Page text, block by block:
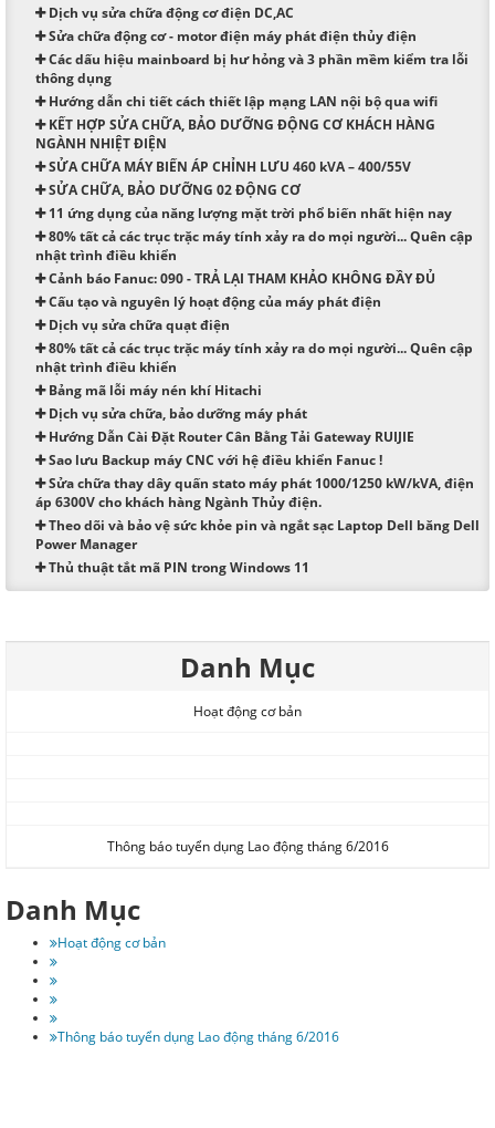
Dịch vụ sửa chữa động cơ điện DC,AC
Sửa chữa động cơ - motor điện máy phát điện thủy điện
Các dấu hiệu mainboard bị hư hỏng và 3 phần mềm kiểm tra lỗi
thông dụng
Hướng dẫn chi tiết cách thiết lập mạng LAN nội bộ qua wifi
KẾT HỢP SỬA CHỮA, BẢO DƯỠNG ĐỘNG CƠ KHÁCH HÀNG
NGÀNH NHIỆT ĐIỆN
SỬA CHỮA MÁY BIẾN ÁP CHỈNH LƯU 460 kVA – 400/55V
SỬA CHỮA, BẢO DƯỠNG 02 ĐỘNG CƠ
11 ứng dụng của năng lượng mặt trời phổ biến nhất hiện nay
80% tất cả các trục trặc máy tính xảy ra do mọi người... Quên cập
nhật trình điều khiển
Cảnh báo Fanuc: 090 - TRẢ LẠI THAM KHẢO KHÔNG ĐẦY ĐỦ
Cấu tạo và nguyên lý hoạt động của máy phát điện
Dịch vụ sửa chữa quạt điện
80% tất cả các trục trặc máy tính xảy ra do mọi người... Quên cập
nhật trình điều khiển
Bảng mã lỗi máy nén khí Hitachi
Dịch vụ sửa chữa, bảo dưỡng máy phát
Hướng Dẫn Cài Đặt Router Cân Bằng Tải Gateway RUIJIE
Sao lưu Backup máy CNC với hệ điều khiển Fanuc !​
Sửa chữa thay dây quấn stato máy phát 1000/1250 kW/kVA, điện
áp 6300V cho khách hàng Ngành Thủy điện.
Theo dõi và bảo vệ sức khỏe pin và ngắt sạc Laptop Dell băng Dell
Power Manager
Thủ thuật tắt mã PIN trong Windows 11
Danh Mục
Hoạt động cơ bản
Thông báo tuyển dụng Lao động tháng 6/2016
Danh Mục
Hoạt động cơ bản
Thông báo tuyển dụng Lao động tháng 6/2016